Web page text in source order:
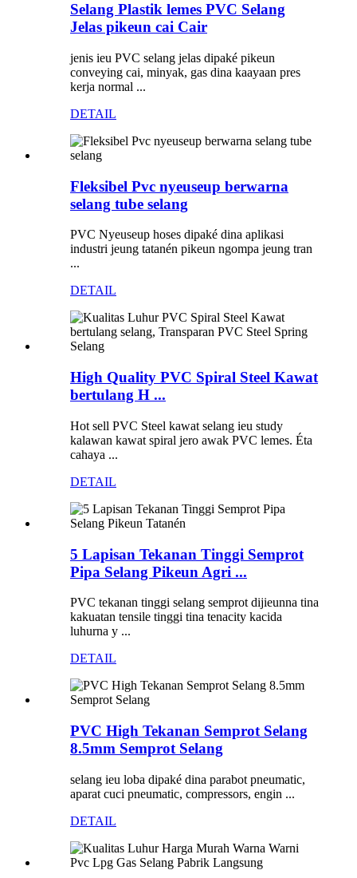
Selang Plastik lemes PVC Selang
Jelas pikeun cai Cair
jenis ieu PVC selang jelas dipaké pikeun
conveying cai, minyak, gas dina kaayaan pres
kerja normal ...
DETAIL
Fleksibel Pvc nyeuseup berwarna
selang tube selang
PVC Nyeuseup hoses dipaké dina aplikasi
industri jeung tatanén pikeun ngompa jeung tran
...
DETAIL
High Quality PVC Spiral Steel Kawat
bertulang H ...
Hot sell PVC Steel kawat selang ieu study
kalawan kawat spiral jero awak PVC lemes. Éta
cahaya ...
DETAIL
5 Lapisan Tekanan Tinggi Semprot
Pipa Selang Pikeun Agri ...
PVC tekanan tinggi selang semprot dijieunna tina
kakuatan tensile tinggi tina tenacity kacida
luhurna y ...
DETAIL
PVC High Tekanan Semprot Selang
8.5mm Semprot Selang
selang ieu loba dipaké dina parabot pneumatic,
aparat cuci pneumatic, compressors, engin ...
DETAIL